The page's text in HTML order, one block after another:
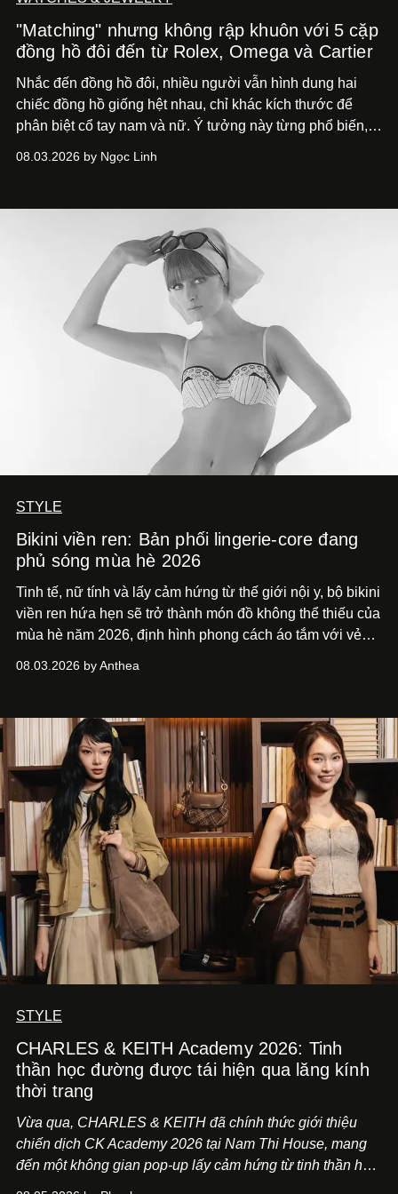
"Matching" nhưng không rập khuôn với 5 cặp
đồng hồ đôi đến từ Rolex, Omega và Cartier
Nhắc đến đồng hồ đôi, nhiều người vẫn hình dung hai
chiếc đồng hồ giống hệt nhau, chỉ khác kích thước để
phân biệt cổ tay nam và nữ. Ý tưởng này từng phổ biến,
khá rập khuôn. Nói lời tạm biết hai phiên bản nam nữ
mải miết tìm kiếm sự đồng nhất tuyệt đối. Họ để những
đường nét, tỷ lệ và bảng màu nối liền hai thiết kế, dù mỗi
phiên bản vẫn mang linh hồn riêng.
08.03.2026 by Ngọc Linh
STYLE
Bikini viền ren: Bản phối lingerie-core đang
phủ sóng mùa hè 2026
Tinh tế, nữ tính và lấy cảm hứng từ thế giới nội y, bộ bikini
viền ren hứa hẹn sẽ trở thành món đồ không thể thiếu của
mùa hè năm 2026, định hình phong cách áo tắm với vẻ
08.03.2026 by Anthea
STYLE
CHARLES & KEITH Academy 2026: Tinh
thần học đường được tái hiện qua lăng kính
thời trang
Vừa qua, CHARLES & KEITH đã chính thức giới thiệu
chiến dịch CK Academy 2026 tại Nam Thi House, mang
đến một không gian pop-up lấy cảm hứng từ tinh thần học